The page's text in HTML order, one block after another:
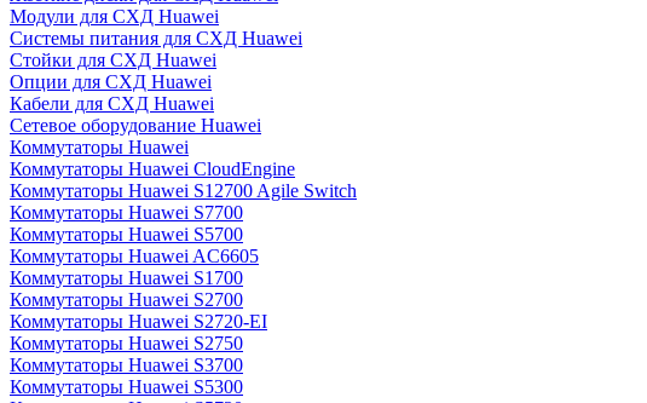
Модули для СХД Huawei
Системы питания для СХД Huawei
Стойки для СХД Huawei
Опции для СХД Huawei
Кабели для СХД Huawei
Сетевое оборудование Huawei
Коммутаторы Huawei
Коммутаторы Huawei CloudEngine
Коммутаторы Huawei S12700 Agile Switch
Коммутаторы Huawei S7700
Коммутаторы Huawei S5700
Коммутаторы Huawei AC6605
Коммутаторы Huawei S1700
Коммутаторы Huawei S2700
Коммутаторы Huawei S2720-EI
Коммутаторы Huawei S2750
Коммутаторы Huawei S3700
Коммутаторы Huawei S5300